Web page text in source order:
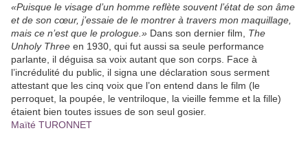
«Puisque le visage d’un homme reflète souvent l’état de son âme
et de son cœur, j’essaie de le montrer à travers mon maquillage,
mais ce n’est que le prologue.» Dans son dernier film, The
Unholy Three en 1930, qui fut aussi sa seule performance
parlante, il déguisa sa voix autant que son corps. Face à
l’incrédulité du public, il signa une déclaration sous serment
attestant que les cinq voix que l’on entend dans le film (le
perroquet, la poupée, le ventriloque, la vieille femme et la fille)
étaient bien toutes issues de son seul gosier.
Maïté TURONNET